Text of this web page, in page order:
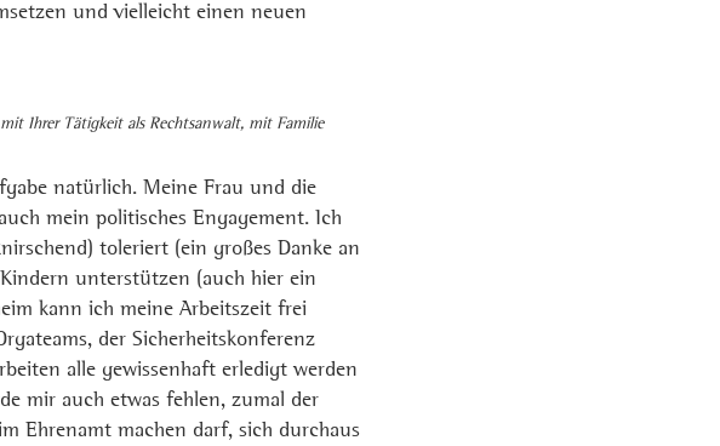
und vielleicht einen neuen
Ihrer Tätigkeit als Rechtsanwalt, mit Familie
natürlich. Meine Frau und die
mein politisches Engagement. Ich
toleriert (ein großes Danke an
unterstützen (auch hier ein
kann ich meine Arbeitszeit frei
der Sicherheitskonferenz
alle gewissenhaft erledigt werden
mir auch etwas fehlen, zumal der
Ehrenamt machen darf, sich durchaus